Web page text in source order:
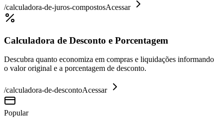
/calculadora-de-juros-compostosAcessar
Calculadora de Desconto e Porcentagem
Descubra quanto economiza em compras e liquidações informando
o valor original e a porcentagem de desconto.
/calculadora-de-descontoAcessar
Popular